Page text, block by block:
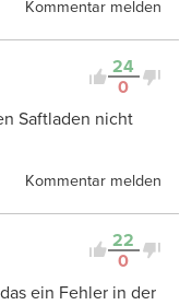
Kommentar melden
24
0
Saftladen nicht
Kommentar melden
22
0
ein Fehler in der